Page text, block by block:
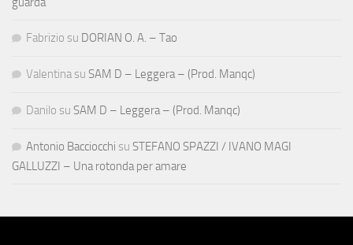
Fabrizio su DORIAN O. A. – Tao
Valentina su SAM D – Leggera – (Prod. Manqc)
Danilo su SAM D – Leggera – (Prod. Manqc)
Antonio Bacciocchi su STEFANO SPAZZI / IVANO MAGI
GALLUZZI – Una rotonda per amare